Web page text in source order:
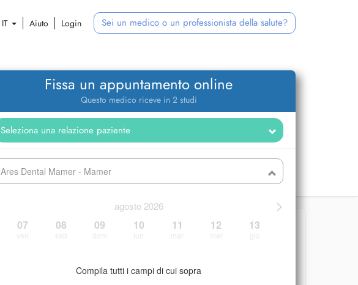
IT Aiuto Login Sei un medico o un professionista della salute?
Fissa un appuntamento online
Questo medico riceve in 2 studi
Ares Dental Mamer - Mamer
>
agosto 2026
07 08 09 10 11 12 13
Compila tutti i campi di cui sopra